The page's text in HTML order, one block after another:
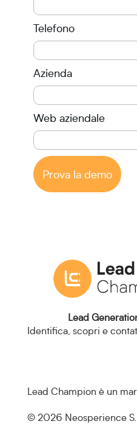
Telefono
Azienda
Web aziendale
Prova la demo
Lead
Identifica, scopri e
Lead Champion è un
© 2026 Neosperience